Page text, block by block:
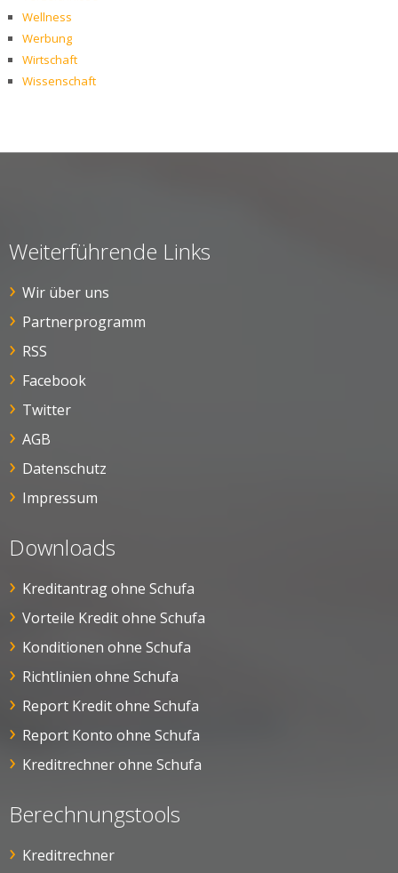
Wellness
Werbung
Wirtschaft
Wissenschaft
Weiterführende Links
Wir über uns
Partnerprogramm
RSS
Facebook
Twitter
AGB
Datenschutz
Impressum
Downloads
Kreditantrag ohne Schufa
Vorteile Kredit ohne Schufa
Konditionen ohne Schufa
Richtlinien ohne Schufa
Report Kredit ohne Schufa
Report Konto ohne Schufa
Kreditrechner ohne Schufa
Berechnungstools
Kreditrechner